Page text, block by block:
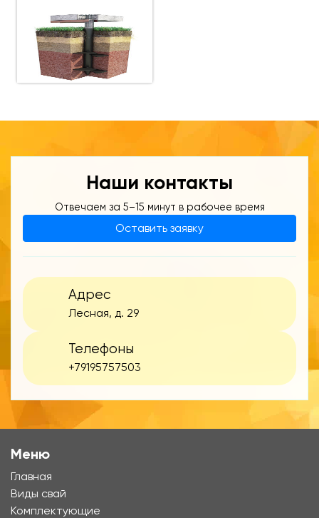
Наши контакты
Отвечаем за 5–15 минут в рабочее время
Оставить заявку
Адрес
Лесная, д. 29
Телефоны
+79195757503
Меню
Главная
Виды свай
Комплектующие